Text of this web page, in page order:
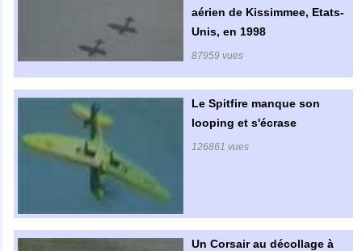
aérien de Kissimmee, Etats-
Unis, en 1998
87959 vues
Le Spitfire manque son
looping et s'écrase
126861 vues
Un Corsair au décollage à